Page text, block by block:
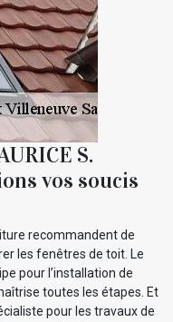
S.
vos soucis
recommandent de
les fenêtres de toit. Le
pour l’installation de
toutes les étapes. Et
pour les travaux de